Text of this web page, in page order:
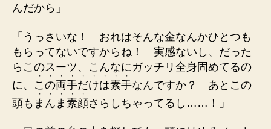
んだから」
「うっさいな！ おれはそんな金なんかひとつも
もらってないですからね！ 実感ないし、だった
らこのスーツ、こんなにガッチリ全身固めてるの
に、 こ
・
の
・
両
・
手
・
だ
・
け
・
は
・
素
・
手
・
なんですか？ あとこの
頭も ま
・
ん
・
ま
・
素
・
顔
・
さらしちゃってるし……！」